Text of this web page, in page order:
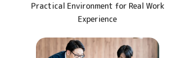
Practical Environment for Real Work
Experience